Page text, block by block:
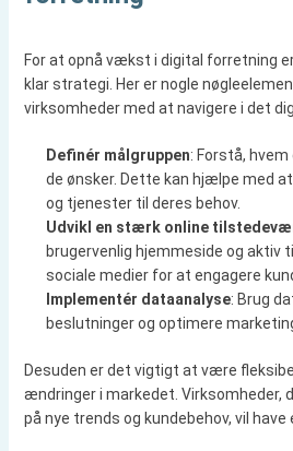
For at opnå vækst i digital forretning
klar strategi. Her er nogle
virksomheder med at navigere i det
Definér målgruppen: Forstå, hvem
de ønsker. Dette kan hjælpe med
og tjenester til deres behov.
Udvikl en stærk online
brugervenlig hjemmeside og aktiv
sociale medier for at engagere
Implementér dataanalyse: Brug
beslutninger og optimere
Desuden er det vigtigt at være
ændringer i markedet. Virksomheder,
på nye trends og kundebehov, vil have